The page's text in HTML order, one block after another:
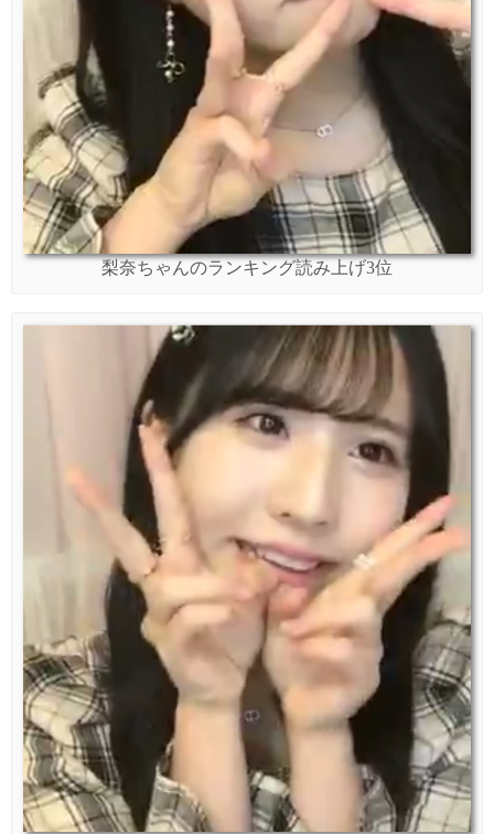
梨奈ちゃんのランキング読み上げ3位